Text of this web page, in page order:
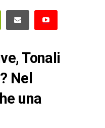
Tonali
Nel
una